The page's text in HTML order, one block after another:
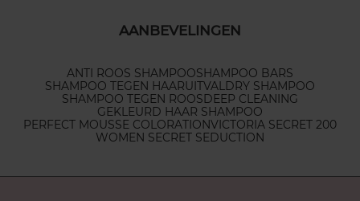
AANBEVELINGEN
ANTI ROOS SHAMPOOSHAMPOO BARS
SHAMPOO TEGEN HAARUITVALDRY SHAMPOO
SHAMPOO TEGEN ROOSDEEP CLEANING
GEKLEURD HAAR SHAMPOO
PERFECT MOUSSE COLORATIONVICTORIA SECRET 200
WOMEN SECRET SEDUCTION